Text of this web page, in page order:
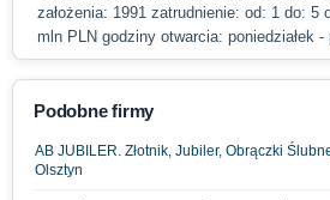
założenia: 1991 zatrudnienie: od: 1 do: 5
mln PLN godziny otwarcia: poniedziałek
Podobne firmy
AB JUBILER. Złotnik, Jubiler, Obrączki
Olsztyn